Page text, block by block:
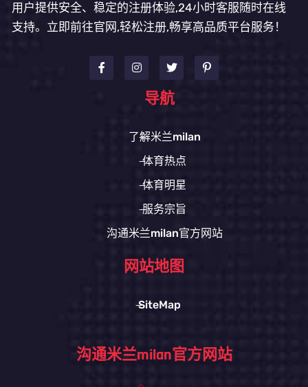
用户提供安全、稳定的注册体验,24小时客服随时在线
支持。立即前往官网,轻松注册,畅享高品质平台服务！
导航
了解米兰milan
体育热点
体育明星
服务宗旨
沟通米兰milan官方网站
网站地图
SiteMap
沟通米兰milan官方网站